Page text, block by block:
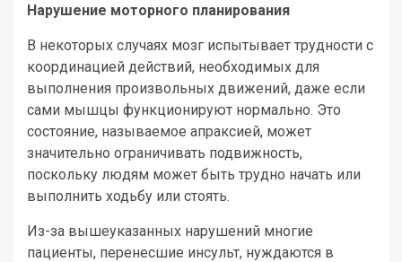
Нарушение моторного планирования
В некоторых случаях мозг испытывает трудности с
координацией действий, необходимых для
выполнения произвольных движений, даже если
сами мышцы функционируют нормально. Это
состояние, называемое апраксией, может
значительно ограничивать подвижность,
поскольку людям может быть трудно начать или
выполнить ходьбу или стоять.
Из-за вышеуказанных нарушений многие
пациенты, перенесшие инсульт, нуждаются в